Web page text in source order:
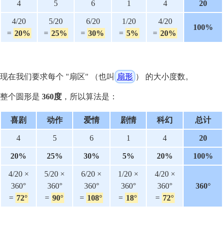
4 5 6 1 4 20
4/20
= 20%
5/20
= 25%
6/20
= 30%
1/20
= 5%
4/20
= 20%
100%
现在我们要求每个 "扇区" （也叫 扇形 ） 的大小度数。
整个圆形是 360度 ，所以算法是：
喜剧 动作 爱情 剧情 科幻 总计
4 5 6 1 4 20
20% 25% 30% 5% 20% 100%
4/20 ×
360°
= 72°
5/20 ×
360°
= 90°
6/20 ×
360°
= 108°
1/20 ×
360°
= 18°
4/20 ×
360°
= 72°
360°